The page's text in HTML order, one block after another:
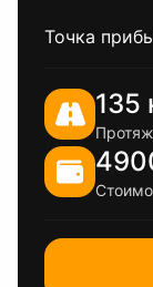
Точка
135